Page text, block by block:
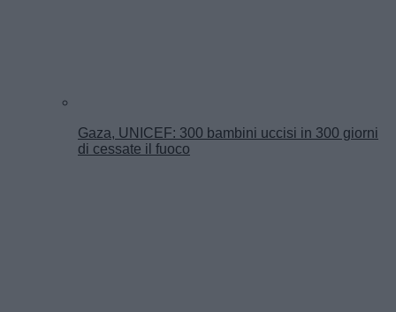
Gaza, UNICEF: 300 bambini uccisi in 300 giorni
di cessate il fuoco